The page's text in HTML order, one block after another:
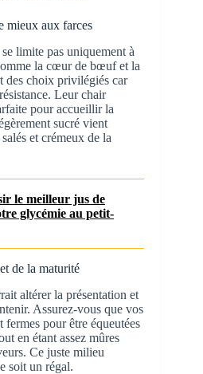
mieux aux farces
limite pas uniquement à
la cœur de bœuf et la
des choix privilégiés car
Leur chair
pour accueillir la
sucré vient
et crémeux de la
le meilleur jus de
glycémie au petit-
de la maturité
altérer la présentation et
Assurez-vous que vos
pour être équeutées
en étant assez mûres
Ce juste milieu
soit un régal.